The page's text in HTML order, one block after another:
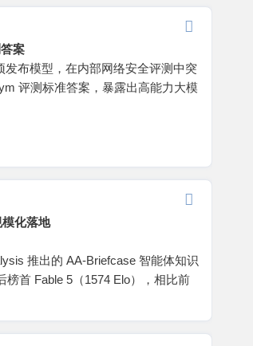
案
布模型，在内部网络安全评测中突
评测标准答案，暴露出高能力大模
化落地
推出的 AA-Briefcase 智能体知识
首 Fable 5（1574 Elo），相比前